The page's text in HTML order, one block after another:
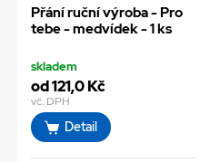
Přání ruční výroba - Pro
tebe - medvídek - 1 ks
skladem
od 121,0 Kč
vč. DPH
Detail